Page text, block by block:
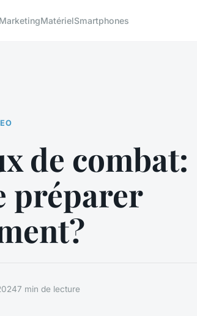
MarketingMatérielSmartphones
de combat:
préparer
7 min de lecture